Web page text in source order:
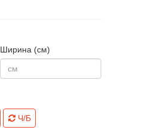
Ширина (см)
Ч/Б